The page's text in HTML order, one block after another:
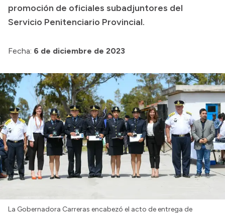
Consulta de pago a proveedores
Convocatorias
promoción de oficiales subadjuntores del
Servicio Penitenciario Provincial.
Fecha: 6 de diciembre de 2023
La Gobernadora Carreras encabezó el acto de entrega de